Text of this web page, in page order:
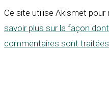
Ce site utilise Akismet pour
savoir plus sur la façon
commentaires sont traitées